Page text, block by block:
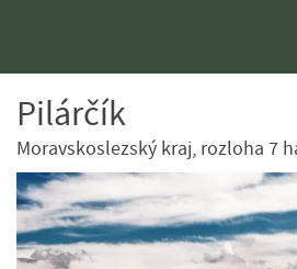
Pilárčík
Moravskoslezský kraj, rozloha 7